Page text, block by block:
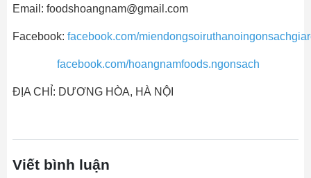
Email: foodshoangnam@gmail.com
Facebook: facebook.com/
facebook.com/hoangnamfoods.ngonsach
ĐỊA CHỈ: DƯƠNG HÒA, HÀ NỘI
Viết bình luận